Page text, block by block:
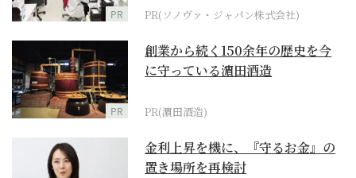
PR PR(ソノヴァ・ジャパン株式会社)
PR
創業から続く150余年の歴史を今
に守っている濵田酒造
PR(濵田酒造)
金利上昇を機に、『守るお金』の
置き場所を再検討